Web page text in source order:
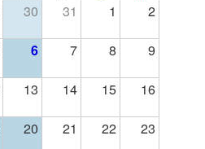
30 31 1 2
6 7 8 9
13 14 15 16
20 21 22 23